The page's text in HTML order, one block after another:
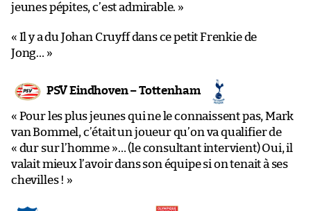
jeunes pépites, c’est admirable. »
« Il y a du Johan Cruyff dans ce petit Frenkie de
Jong… »
PSV Eindhoven – Tottenham
« Pour les plus jeunes qui ne le connaissent pas, Mark
van Bommel, c’était un joueur qu’on va qualifier de
« dur sur l’homme »… (le consultant intervient) Oui, il
valait mieux l’avoir dans son équipe si on tenait à ses
chevilles ! »